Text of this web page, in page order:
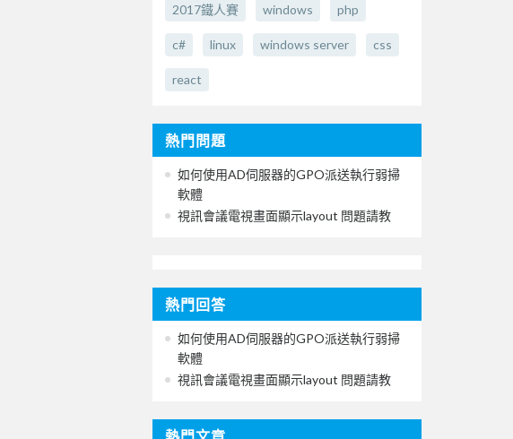
2017鐵人賽 windows php
c# linux windows server css
react
熱門問題
如何使用AD伺服器的GPO派送執行弱掃
軟體
視訊會議電視畫面顯示layout 問題請教
熱門回答
如何使用AD伺服器的GPO派送執行弱掃
軟體
視訊會議電視畫面顯示layout 問題請教
熱門文章